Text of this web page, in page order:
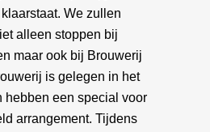
We zullen
alleen stoppen bij
maar ook bij Brouwerij
is gelegen in het
hebben een special voor
arrangement. Tijdens